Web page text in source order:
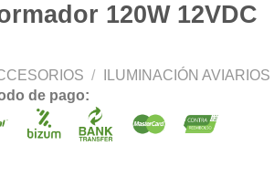
120W 12VDC
/
ILUMINACIÓN AVIARIOS
de pago: